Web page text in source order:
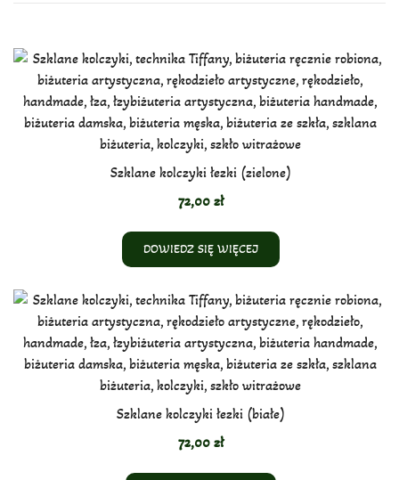
Szklane kolczyki łezki (zielone)
72,00 zł
DOWIEDZ SIĘ WIĘCEJ
Szklane kolczyki łezki (białe)
72,00 zł